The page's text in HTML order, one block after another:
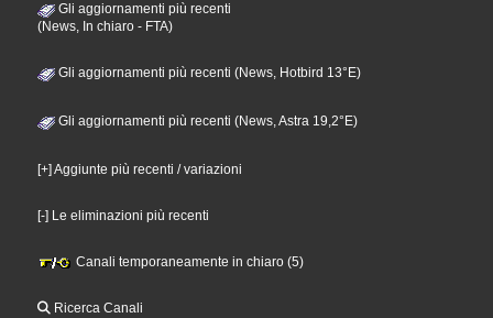
Gli aggiornamenti più recenti
(News, In chiaro - FTA)
Gli aggiornamenti più recenti (News, Hotbird 13°E)
Gli aggiornamenti più recenti (News, Astra 19,2°E)
[+] Aggiunte più recenti / variazioni
[-] Le eliminazioni più recenti
Canali temporaneamente in chiaro (5)
Ricerca Canali